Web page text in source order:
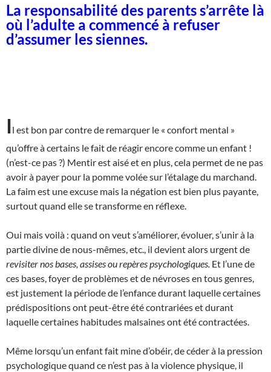
La responsabilité des parents s’arrête là
où l’adulte a commencé à refuser
d’assumer les siennes.
Il est bon par contre de remarquer le « confort mental »
qu’offre à certains le fait de réagir encore comme un enfant !
(n’est-ce pas ?) Mentir est aisé et en plus, cela permet de ne pas
avoir à payer pour la pomme volée sur l’étalage du marchand.
La faim est une excuse mais la négation est bien plus payante,
surtout quand elle se transforme en réflexe.
Oui mais voilà : quand on veut s’améliorer, évoluer, s’unir à la
partie divine de nous-mêmes, etc., il devient alors urgent de
revisiter nos bases, assises ou repères psychologiques. Et l’une de
ces bases, foyer de problèmes et de névroses en tous genres,
est justement la période de l’enfance durant laquelle certaines
prédispositions ont peut-être été contrariées et durant
laquelle certaines habitudes malsaines ont été contractées.
Même lorsqu’un enfant fait mine d’obéir, de céder à la pression
psychologique quand ce n’est pas à la violence physique, il